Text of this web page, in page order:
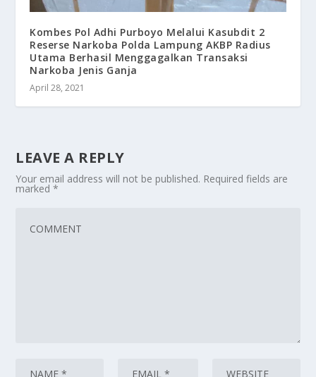
Kombes Pol Adhi Purboyo Melalui Kasubdit 2
Reserse Narkoba Polda Lampung AKBP Radius
Utama Berhasil Menggagalkan Transaksi
Narkoba Jenis Ganja
April 28, 2021
LEAVE A REPLY
Your email address will not be published. Required fields are
marked*